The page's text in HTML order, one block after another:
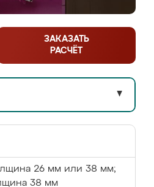
ЗАКАЗАТЬ
РАСЧЁТ
▼
26 мм или 38 мм;
38 мм